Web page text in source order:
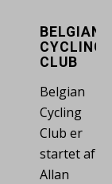
BELGIAN
CYCLING
CLUB
Belgian
Cycling
Club er
startet af
Allan